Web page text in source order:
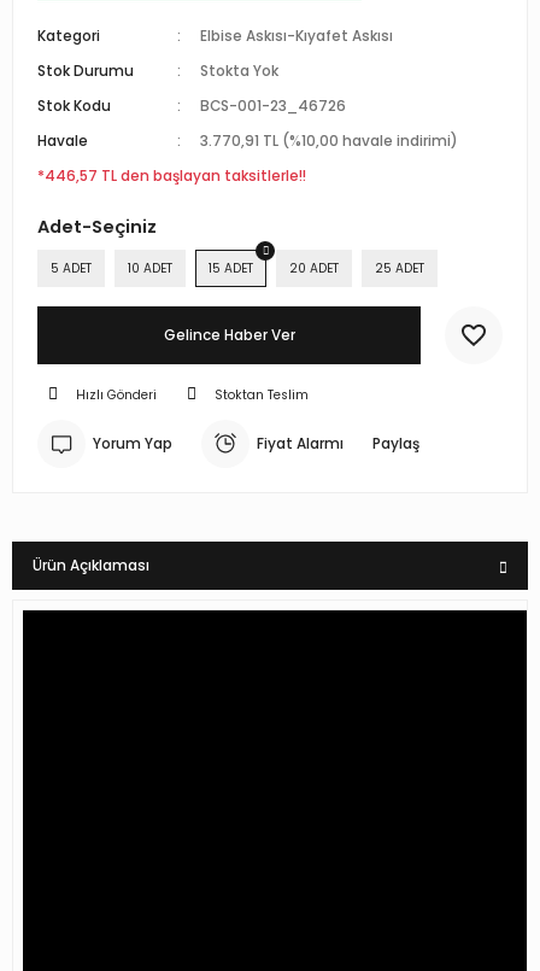
Standlı Terzi Mankenleri
Terzi Mankenleri
terzi mankeni
Göbeği
mankenleri
mankeni
Üniteleri
Çekim Mankenleri
Kategori
Elbise Askısı-Kıyafet Askısı
Stok Durumu
Stokta Yok
Stok Kodu
BCS-001-23_46726
Havale
3.770,91 TL (%10,00 havale indirimi)
*446,57 TL den başlayan taksitlerle!!
Adet-Seçiniz
5 ADET 10 ADET 15 ADET 20 ADET 25 ADET
Gelince Haber Ver
Hızlı Gönderi Stoktan Teslim
Yorum Yap Fiyat Alarmı Paylaş
Ürün Açıklaması